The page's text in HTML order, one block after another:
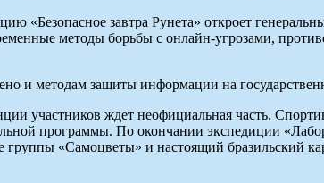
«Безопасное завтра Рунета» откроет
методы борьбы с онлайн-угрозами,
и методам защиты информации на
участников ждет неофициальная часть.
программы. По окончании экспедиции
группы «Самоцветы» и настоящий бразильский